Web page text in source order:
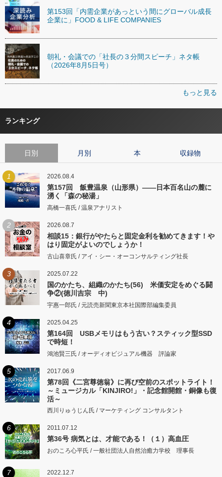
第153回「内需企業があっという間にグローバル成長
企業に」FOOD & LIFE COMPANIES
朝礼・会議での「社長の３分間スピーチ」ネタ帳
（2026年8月5日号）
もっと見る
ランキング
日別 月別 本 収録物
1 2026.08.4
第157回 飯豊温泉（山形県）――日本百名山の麓に
湧く「森の秘湯」
高橋一喜氏 / 温泉アナリスト
2 2026.08.7
相談15：銀行がやたらと固定金利を勧めてきます！や
はり固定がよいのでしょうか！
古山喜章氏 / アイ・シー・オーコンサルティング社長
3 2025.07.22
国のかたち、組織のかたち(56) 米価安定をめぐる闘
争②(徳川吉宗 中)
宇惠一郎氏 / 元読売新聞東京本社国際部編集委員
4 2025.04.25
第164回 USBメモリはもう古い？スティック型SSD
で時短！
鴻池賢三氏 / オーディオビジュアル機器 評論家
5 2017.06.9
第78回《二宮尊徳翁》に再び空前のスポットライト！
～ミュージカル「KINJIRO!」・記念館開館・銅像も復
活～
西川りゅうじん氏 / マーケティング コンサルタント
6 2011.07.12
第36号 病気とは、才能である！（１）高血圧
おのころ心平氏 / 一般社団法人自然治癒力学校 理事長
7 2022.12.7